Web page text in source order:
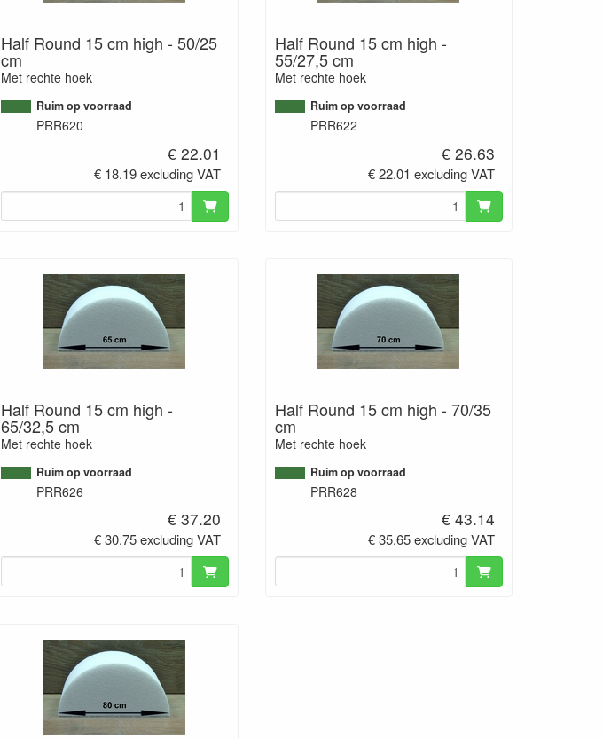
Half Round 15 cm high - 50/25
cm
Met rechte hoek
Ruim op voorraad
PRR620
€ 22.01
€ 18.19 excluding VAT
Half Round 15 cm high -
55/27,5 cm
Met rechte hoek
Ruim op voorraad
PRR622
€ 26.63
€ 22.01 excluding VAT
Half Round 15 cm high -
65/32,5 cm
Met rechte hoek
Ruim op voorraad
PRR626
€ 37.20
€ 30.75 excluding VAT
Half Round 15 cm high - 70/35
cm
Met rechte hoek
Ruim op voorraad
PRR628
€ 43.14
€ 35.65 excluding VAT